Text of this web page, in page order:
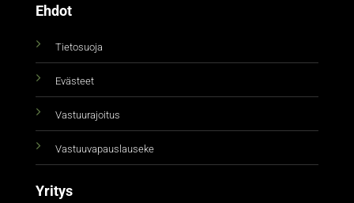
Ehdot
Tietosuoja
Evästeet
Vastuurajoitus
Vastuuvapauslauseke
Yritys